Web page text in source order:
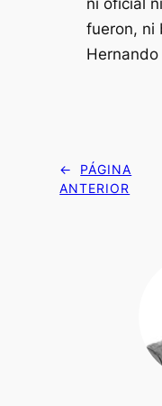
fueron, ni
←
PÁGINA
ANTERIOR